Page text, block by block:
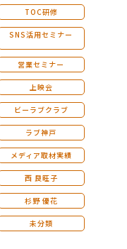
TOC研修
SNS活用セミナー
営業セミナー
上映会
ビーラブクラブ
ラブ神戸
メディア取材実績
西 良旺子
杉野 優花
未分類